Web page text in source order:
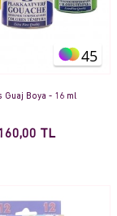
45
Guaj Boya - 16 ml
TL